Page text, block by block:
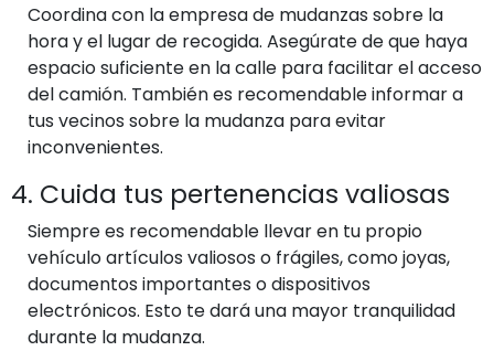
Coordina con la empresa de mudanzas sobre la
hora y el lugar de recogida. Asegúrate de que haya
espacio suficiente en la calle para facilitar el acceso
del camión. También es recomendable informar a
tus vecinos sobre la mudanza para evitar
inconvenientes.
4. Cuida tus pertenencias valiosas
Siempre es recomendable llevar en tu propio
vehículo artículos valiosos o frágiles, como joyas,
documentos importantes o dispositivos
electrónicos. Esto te dará una mayor tranquilidad
durante la mudanza.